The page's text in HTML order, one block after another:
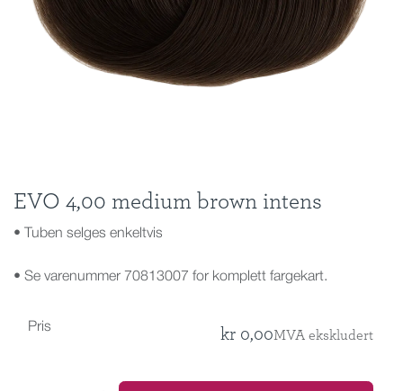
EVO 4,00 medium brown intens
• Tuben selges enkeltvis
• Se varenummer 70813007 for komplett fargekart.
Pris kr 0,00MVA ekskludert